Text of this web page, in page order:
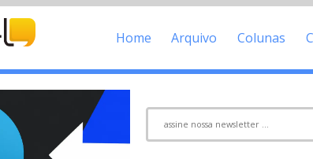
Home Arquivo Colunas